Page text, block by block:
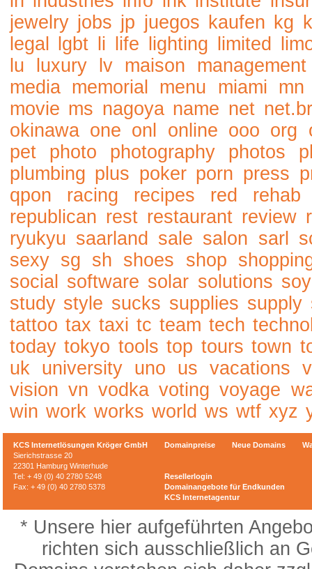
jewelry jobs jp juegos kaufen kg
legal
lgbt li life lighting limited
lu
luxury lv maison
management
media memorial menu miami mn
movie ms nagoya name net net.br
okinawa one onl online ooo org
pet
photo photography photos
plumbing plus poker porn press
qpon
racing recipes red
rehab
republican rest restaurant review
ryukyu saarland sale salon sarl
sexy sg sh shoes shop
social
software solar solutions soy
study style sucks supplies supply
tattoo tax taxi tc team tech
today tokyo tools top tours town
uk
university uno us vacations
vision vn vodka voting voyage
win work works world ws wtf xyz
KCS Internetlösungen Kröger GmbH
Sierichstrasse 20
22301 Hamburg Winterhude
Tel: + 49 (0) 40 2780 5248
Fax: + 49 (0) 40 2780 5378
Domainpreise Neue Domains
Resellerlogin
Domainangebote für Endkunden
KCS Internetagentur
* Unsere hier aufgeführten
richten sich ausschließlich an